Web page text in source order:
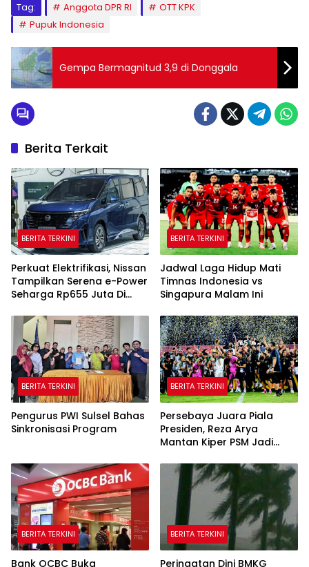
Tag: Anggota DPR RI
OTT KPK
Pupuk Indonesia
Gempa Bermagnitud 3,9 di Donggala
Berita Terkait
BERITA TERKINI
Perkuat Elektrifikasi, Nissan
Tampilkan Serena e-Power
Seharga Rp655 Juta Di
BERITA TERKINI
Jadwal Laga Hidup Mati
Timnas Indonesia vs
Singapura Malam Ini
BERITA TERKINI
Pengurus PWI Sulsel Bahas
Sinkronisasi Program
BERITA TERKINI
Persebaya Juara Piala
Presiden, Reza Arya
Mantan Kiper PSM Jadi
BERITA TERKINI
Bank OCBC Buka
BERITA TERKINI
Peringatan Dini BMKG